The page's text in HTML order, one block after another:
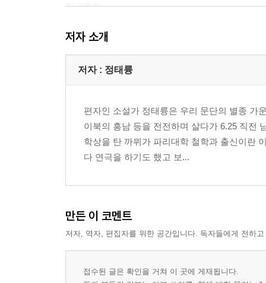
참고문헌
저자 소개
저자 : 정태륭
편자인 소설가 정태륭은 우리 문단의 별종 가
이북의 흥남 등을 전전하며 살다가 6.25 직전
학상을 탄 까뮈가 파리대학 철학과 출신이란
다 연극을 하기도 했고 보...
만든 이 코멘트
저자, 역자, 편집자를 위한 공간입니다. 독자들에게 전하
접수된 글은 확인을 거쳐 이 곳에 게재됩니다.